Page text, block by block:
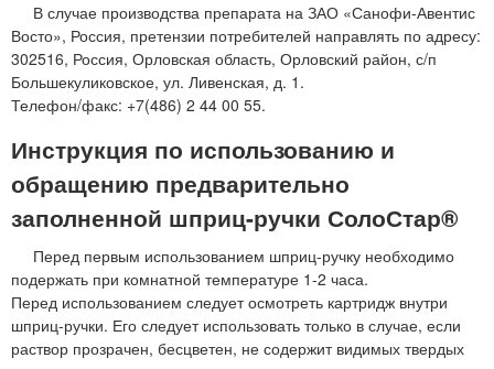
В случае производства препарата на ЗАО «Санофи-Авентис
Восто», Россия, претензии потребителей направлять по адресу:
302516, Россия, Орловская область, Орловский район, с/п
Большекуликовское, ул. Ливенская, д. 1.
Телефон/факс: +7(486) 2 44 00 55.
Инструкция по использованию и
обращению предварительно
заполненной шприц-ручки СолоСтар®
Перед первым использованием шприц-ручку необходимо
подержать при комнатной температуре 1-2 часа.
Перед использованием следует осмотреть картридж внутри
шприц-ручки. Его следует использовать только в случае, если
раствор прозрачен, бесцветен, не содержит видимых твердых